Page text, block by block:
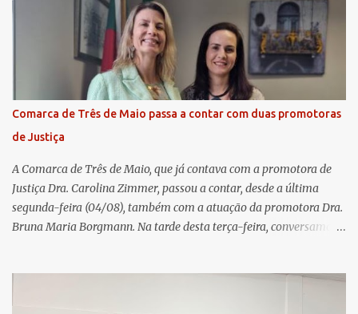
transmissão simultânea para os coordenadores capixabas, que
estavam reunidos em Cachoeiro de Itapemirim / ES. Durante a
Assembleia Geral Extraordinária, foram debatidas e aprovadas
pautas estratégicas, como a atualização da Política de
Remuneração dos Administradores Estatutários e do regulamento
do Fundo Social, reforçando o compromisso da cooperativa com a
transparência e a governança. No Encontro de Coordenadores de
Núcleo, o presidente da Sicredi União RS/ES, Sidnei Strejevitch, fez
um balanço das principais real...
Comarca de Três de Maio passa a contar com duas promotoras
de Justiça
A Comarca de Três de Maio, que já contava com a promotora de
Justiça Dra. Carolina Zimmer, passou a contar, desde a última
segunda-feira (04/08), também com a atuação da promotora Dra.
Bruna Maria Borgmann. Na tarde desta terça-feira, conversamos
pelo Ministério Público e destacou a importância da instituição
para a comunidade, bem como a relevância da chegada da nova